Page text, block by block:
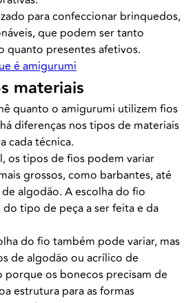
para confeccionar brinquedos,
que podem ser tanto
quanto presentes afetivos.
é amigurumi
materiais
quanto o amigurumi utilizem fios
diferenças nos tipos de materiais
cada técnica.
os tipos de fios podem variar
grossos, como barbantes, até
algodão. A escolha do fio
tipo de peça a ser feita e da
do fio também pode variar, mas
de algodão ou acrílico de
porque os bonecos precisam de
estrutura para as formas